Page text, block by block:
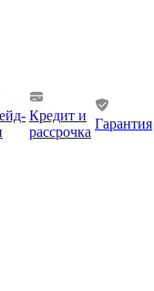
Кредит и
рассрочка
Гарантия